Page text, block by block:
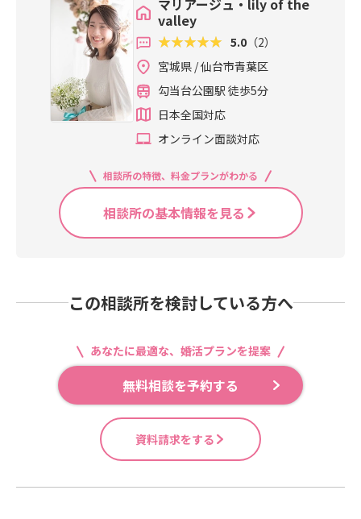
はご紹介、再訪のみとさせて頂いて
おります。お問い合わせ下さる皆様
には大変ご迷惑をおかけいたしてお
ります。再開の際にはHPにてご案内
いたします。何卒よろしくお願い申
し上げます。 今年も私と出会った方
がより幸せに、より笑顔になる対人
サポートを行って参りたいと思いま
し上げます。 2023年が皆さまにとっ
て幸せな一年でありますように… 代
表・菊地綾乃
日♡せっかくなので「11月22日・い
い夫婦の日に因んで結婚後もラブラ
ブでいる秘訣」をお伝えいたしま
す。実は、HPにて①～④まで公開し
ております☺私のところには夫婦の
様々なお悩みのご相談が多くあっ
て、婚活、恋人期間より、多種多様
なお悩みが増えるような気がしてい
ます。夫婦仲が良いのが一番ですか
す。 今回は…結婚後も二人きりのデ
ートは大切！ということについてお
伝えしております☺良い効果として
は…私は以下のことがあげられると
プが取りやすい④日頃伝えられない
り他人でもあることを理解する HPブ
ログでは、それぞれもう少し深掘り
してお伝えしてありますから、ご興
味がある方は是非そちらもご覧くだ
さいませ☺ https://www.from-atoz.
co.jp/pages/33/detail =1/b_id=153/
r_id=210/#block153-210 自分の人
きたいのかを決めるのは他でもなく
valley
5.0 （2）
宮城県 / 仙台市青葉区
勾当台公園駅 徒歩5分
日本全国対応
オンライン面談対応
相談所の特徴、料金プランがわかる
相談所の基本情報を見る
この相談所を検討している方へ
あなたに最適な、婚活プランを提案
無料相談を予約する
資料請求をする